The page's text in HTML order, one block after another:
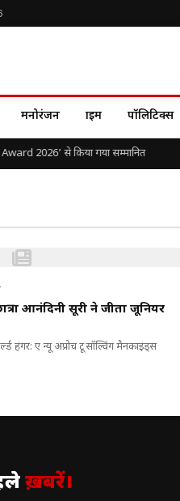
मनोरंजन क्राइम पॉलिटिक्स
2026’ से किया गया सम्मानित
आनंदिनी सूरी ने जीता जूनियर
हंगर: ए न्यू अप्रोच टू सॉल्विंग मैनकाइंड्स
ख़बरें।